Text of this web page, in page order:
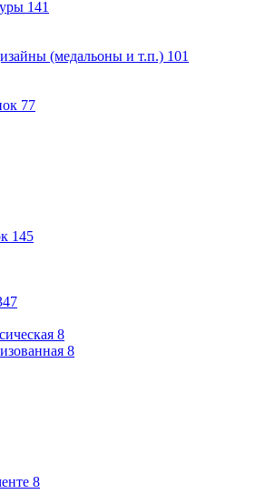
141
(медальоны и т.п.) 101
77
145
8
8
8